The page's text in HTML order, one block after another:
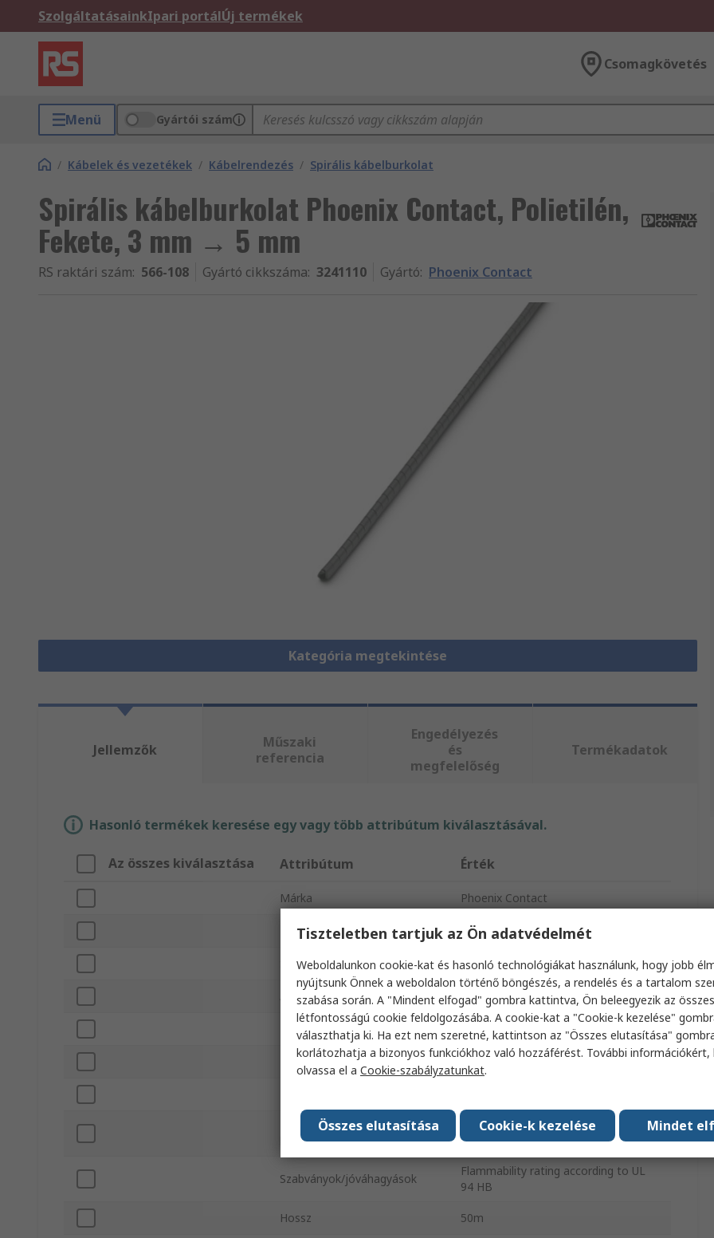
SzolgáltatásainkIpari portálÚj termékek
Csomagkövetés
Menü Gyártói szám
/ Kábelek és vezetékek / Kábelrendezés / Spirális kábelburkolat
Spirális kábelburkolat Phoenix Contact, Polietilén,
Fekete, 3 mm → 5 mm
RS raktári szám: 566-108 Gyártó cikkszáma: 3241110 Gyártó: Phoenix Contact
Kategória megtekintése
Jellemzők
Műszaki
referencia
Engedélyezés
és
megfelelőség
Termékadatok
Hasonló termékek keresése egy vagy több attribútum kiválasztásával.
Az összes kiválasztása Attribútum Érték
Márka Phoenix Contact
Terméktípus Spirális kábelburkolat
Szín Fekete
Anyag Polietilén
Minimális kábelátmérő 3mm
Maximális kábelátmérő 5mm
Maximális működési
hőmérséklet
85°C
Szabványok/jóváhagyások
Flammability rating according to UL
94 HB
Hossz 50m
Tiszteletben tartjuk az Ön adatvédelmét
Weboldalunkon cookie-kat és hasonló technológiákat használunk, hogy jobb
nyújtsunk Önnek a weboldalon történő böngészés, a rendelés és a tartalom
szabása során. A "Mindent elfogad" gombra kattintva, Ön beleegyezik az összes
létfontosságú cookie feldolgozásába. A cookie-kat a "Cookie-k kezelése"
választhatja ki. Ha ezt nem szeretné, kattintson az "Összes elutasítása"
korlátozhatja a bizonyos funkciókhoz való hozzáférést. További információkért,
olvassa el a Cookie-szabályzatunkat.
Mindet
Cookie-k kezelése
Összes elutasítása